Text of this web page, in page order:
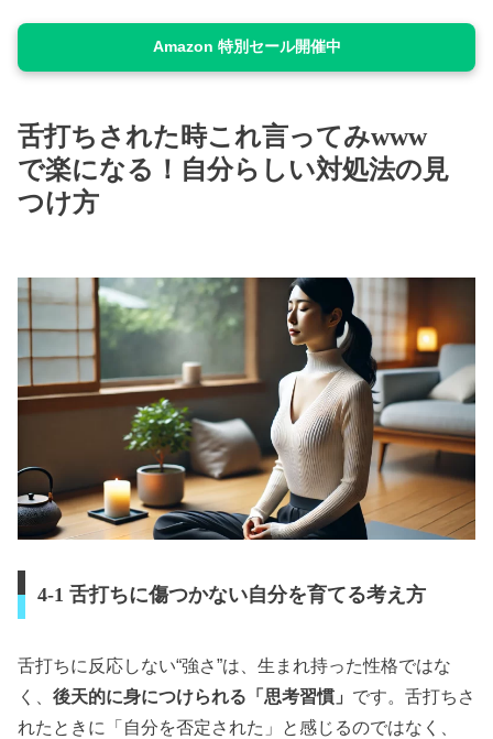
Amazon 特別セール開催中
舌打ちされた時これ言ってみwww
で楽になる！自分らしい対処法の見
つけ方
4-1 舌打ちに傷つかない自分を育てる考え方
舌打ちに反応しない“強さ”は、生まれ持った性格ではな
く、 後天的に身につけられる「思考習慣」 です。舌打ちさ
れたときに「自分を否定された」と感じるのではなく、